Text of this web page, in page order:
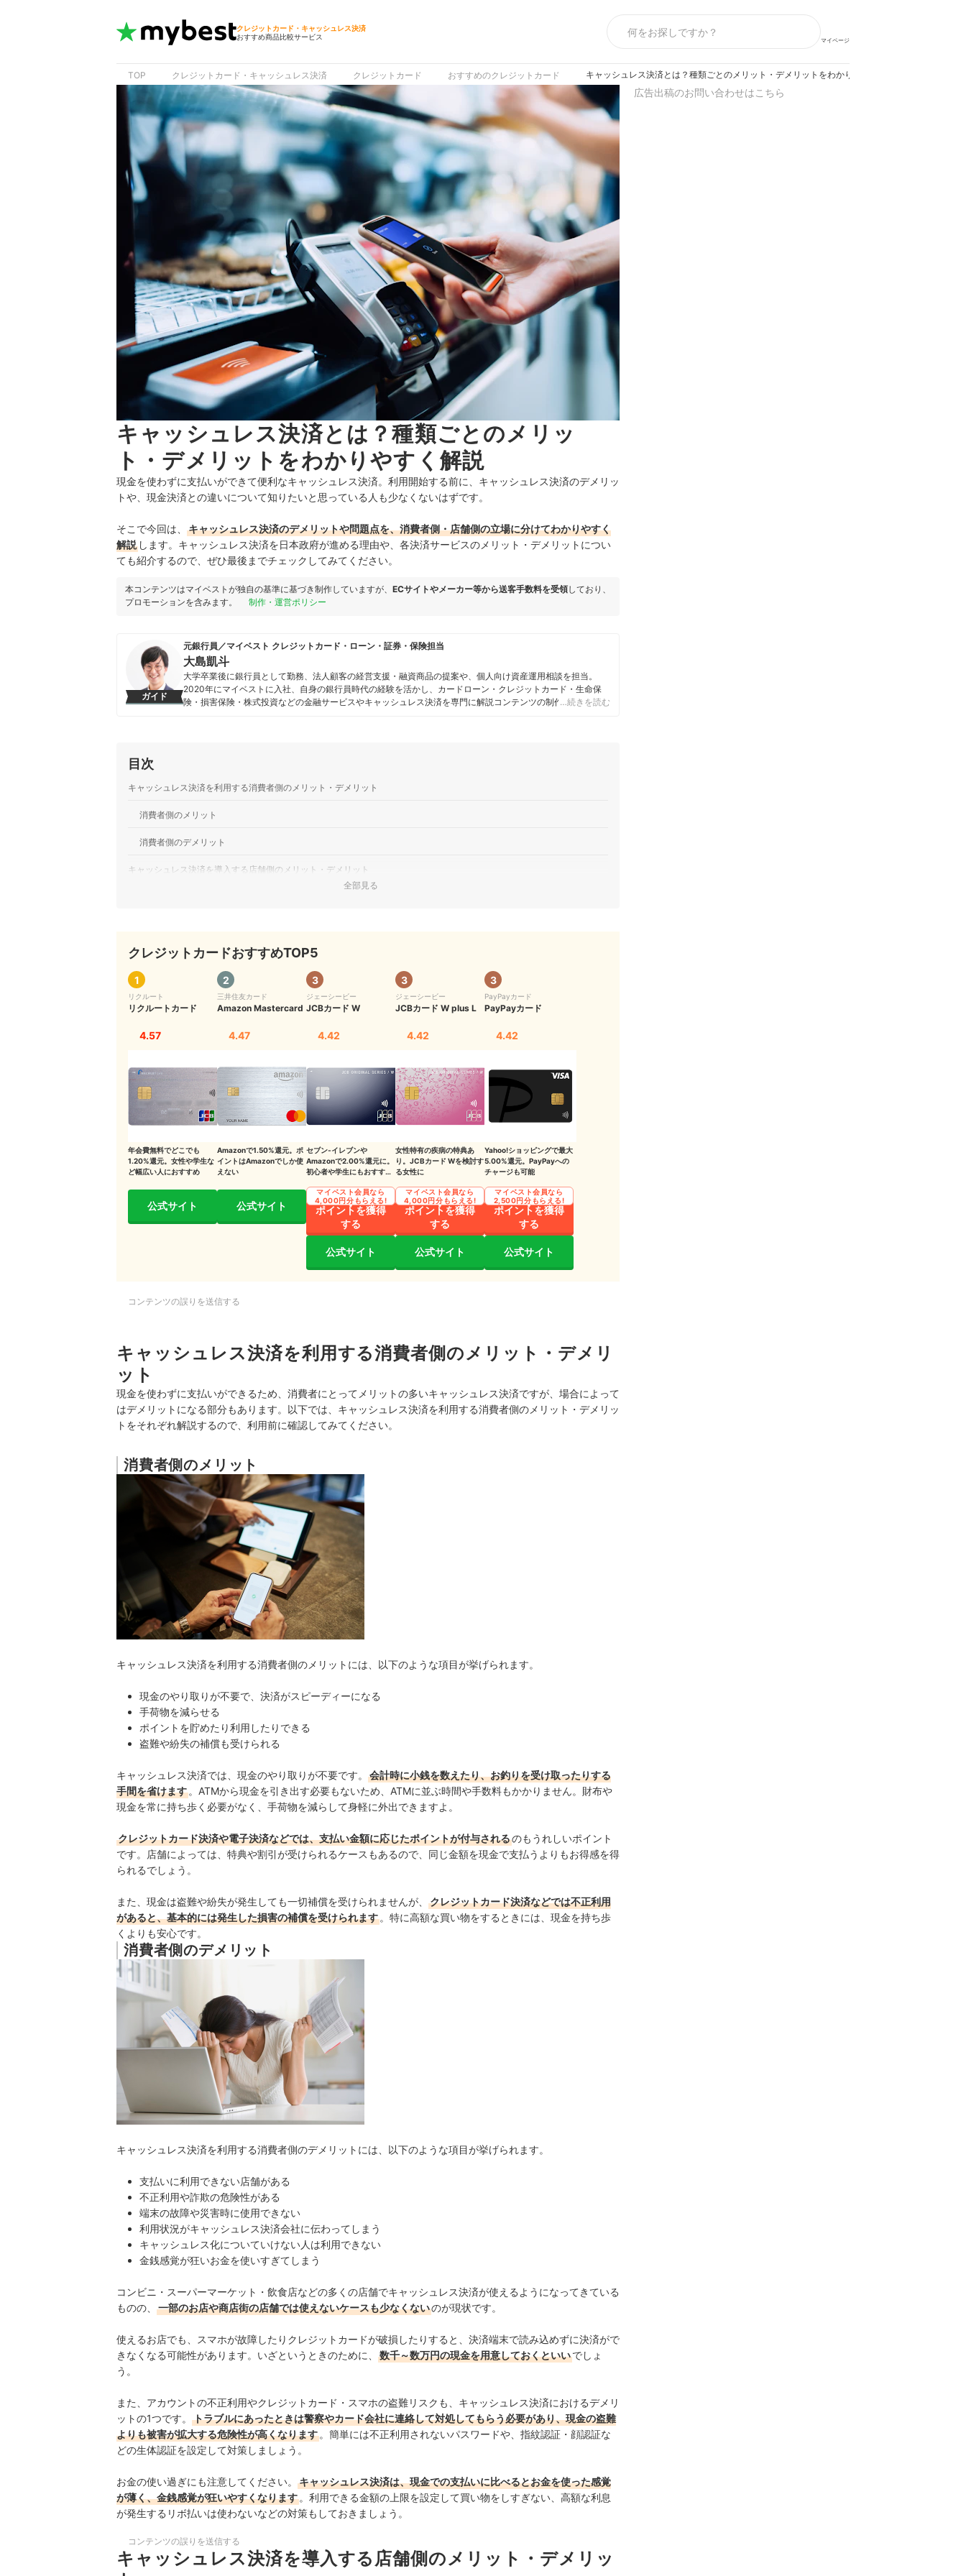
クレジットカード・キャッシュレス決済
おすすめ商品比較サービス
マイページ
TOP クレジットカード・キャッシュレス決済 クレジットカード おすすめのクレジットカード キャッシュレス決済とは？種類ごとのメリット・デメリットをわかりやすく解説
キャッシュレス決済とは？種類ごとのメリッ
ト・デメリットをわかりやすく解説
現金を使わずに支払いができて便利なキャッシュレス決済。利用開始する前に、キャッシュレス決済のデメリッ
トや、現金決済との違いについて知りたいと思っている人も少なくないはずです。
そこで今回は、
キャッシュレス決済のデメリットや問題点を、消費者側・店舗側の立場に分けてわかりやすく
解説 します。キャッシュレス決済を日本政府が進める理由や、各決済サービスのメリット・デメリットについ
ても紹介するので、ぜひ最後までチェックしてみてください。
本コンテンツはマイベストが独自の基準に基づき制作していますが、 ECサイトやメーカー等から送客手数料を受領しており、
プロモーションを含みます。
制作・運営ポリシー
ガイド
元銀行員／マイベスト クレジットカード・ローン・証券・保険担当
大島凱斗
大学卒業後に銀行員として勤務、法人顧客の経営支援・融資商品の提案や、個人向け資産運用相談を担当。
2020年にマイベストに入社、自身の銀行員時代の経験を活かし、カードローン・クレジットカード・生命保
険・損害保険・株式投資などの金融サービスやキャッシュレス決済を専門に解説コンテンツの制作を統括す
…続きを読む
目次
キャッシュレス決済を利用する消費者側のメリット・デメリット
消費者側のメリット
消費者側のデメリット
キャッシュレス決済を導入する店舗側のメリット・デメリット
デメリットがあっても政府がキャッシュレス化を進める理由
キャッシュレス決済の種類別に特徴を紹介
クレジットカードの特徴とメリット・デメリット
デビットカードの特徴とメリット・デメリット
QRコード決済の特徴とメリット・デメリット
全部見る
クレジットカードおすすめTOP5
1
リクルート
リクルートカード
4.57
年会費無料でどこでも
1.20%還元。女性や学生な
ど幅広い人におすすめ
公式サイト
2
三井住友カード
Amazon Mastercard
4.47
Amazonで1.50%還元。ポ
イントはAmazonでしか使
えない
公式サイト
3
ジェーシービー
JCBカード W
4.42
セブン‐イレブンや
Amazonで2.00%還元に。
初心者や学生にもおすすめ
ポイントを獲得
する
マイベスト会員なら
4,000円分もらえる!
公式サイト
3
ジェーシービー
JCBカード W plus L
4.42
女性特有の疾病の特典あ
り。JCBカード Wを検討す
る女性に
ポイントを獲得
する
マイベスト会員なら
4,000円分もらえる!
公式サイト
3
PayPayカード
PayPayカード
4.42
Yahoo!ショッピングで最大
5.00%還元。PayPayへの
チャージも可能
ポイントを獲得
する
マイベスト会員なら
2,500円分もらえる!
公式サイト
コンテンツの誤りを送信する
キャッシュレス決済を利用する消費者側のメリット・デメリ
ット
現金を使わずに支払いができるため、消費者にとってメリットの多いキャッシュレス決済ですが、場合によって
はデメリットになる部分もあります。以下では、キャッシュレス決済を利用する消費者側のメリット・デメリッ
トをそれぞれ解説するので、利用前に確認してみてください。
消費者側のメリット
キャッシュレス決済を利用する消費者側のメリットには、以下のような項目が挙げられます。
現金のやり取りが不要で、決済がスピーディーになる
手荷物を減らせる
ポイントを貯めたり利用したりできる
盗難や紛失の補償も受けられる
キャッシュレス決済では、現金のやり取りが不要です。
会計時に小銭を数えたり、お釣りを受け取ったりする
手間を省けます 。ATMから現金を引き出す必要もないため、ATMに並ぶ時間や手数料もかかりません。財布や
現金を常に持ち歩く必要がなく、手荷物を減らして身軽に外出できますよ。
クレジットカード決済や電子決済などでは、支払い金額に応じたポイントが付与されるのもうれしいポイント
です。店舗によっては、特典や割引が受けられるケースもあるので、同じ金額を現金で支払うよりもお得感を得
られるでしょう。
また、現金は盗難や紛失が発生しても一切補償を受けられませんが、
クレジットカード決済などでは不正利用
があると、基本的には発生した損害の補償を受けられます 。特に高額な買い物をするときには、現金を持ち歩
くよりも安心です。
消費者側のデメリット
キャッシュレス決済を利用する消費者側のデメリットには、以下のような項目が挙げられます。
支払いに利用できない店舗がある
不正利用や詐欺の危険性がある
端末の故障や災害時に使用できない
利用状況がキャッシュレス決済会社に伝わってしまう
キャッシュレス化についていけない人は利用できない
金銭感覚が狂いお金を使いすぎてしまう
コンビニ・スーパーマーケット・飲食店などの多くの店舗でキャッシュレス決済が使えるようになってきている
ものの、
一部のお店や商店街の店舗では使えないケースも少なくないのが現状です。
使えるお店でも、スマホが故障したりクレジットカードが破損したりすると、決済端末で読み込めずに決済がで
きなくなる可能性があります。いざというときのために、
数千～数万円の現金を用意しておくといいでしょ
う。
また、アカウントの不正利用やクレジットカード・スマホの盗難リスクも、キャッシュレス決済におけるデメリ
ットの1つです。
トラブルにあったときは警察やカード会社に連絡して対処してもらう必要があり、現金の盗難
よりも被害が拡大する危険性が高くなります 。簡単には不正利用されないパスワードや、指紋認証・顔認証な
どの生体認証を設定して対策しましょう。
お金の使い過ぎにも注意してください。
キャッシュレス決済は、現金での支払いに比べるとお金を使った感覚
が薄く、金銭感覚が狂いやすくなります 。利用できる金額の上限を設定して買い物をしすぎない、高額な利息
が発生するリボ払いは使わないなどの対策もしておきましょう。
コンテンツの誤りを送信する
キャッシュレス決済を導入する店舗側のメリット・デメリッ
広告出稿のお問い合わせはこちら